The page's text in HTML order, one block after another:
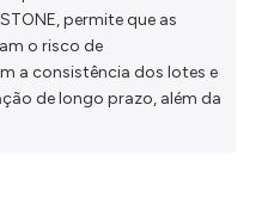
permite que as
o risco de
a consistência dos lotes e
de longo prazo, além da